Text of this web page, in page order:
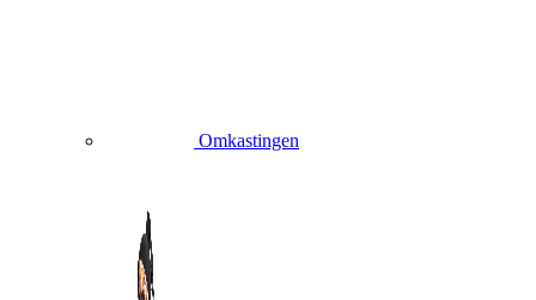
Omkastingen